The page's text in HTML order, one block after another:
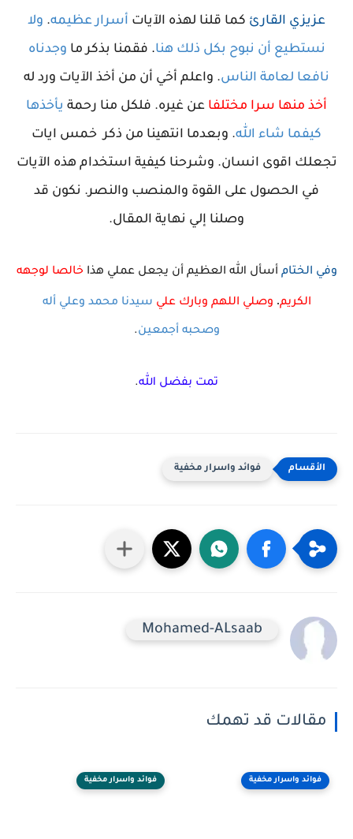
عزيزي القارئ كما قلنا لهذه الآيات أسرار عظيمه. ولا
نستطيع أن نبوح بكل ذلك هنا. فقمنا بذكر ما وجدناه
نافعا لعامة الناس. واعلم أخي أن من أخذ الآيات ورد له
أخذ منها سرا مختلفا عن غيره. فلكل منا رحمة يأخذها
كيفما شاء الله. وبعدما انتهينا من ذكر خمس ايات
تجعلك اقوى انسان. وشرحنا كيفية استخدام هذه الآيات
في الحصول على القوة والمنصب والنصر. نكون قد
وصلنا إلي نهاية المقال.
وفي الختام أسأل الله العظيم أن يجعل عملي هذاخالصا لوجهه
الكريم. وصلي اللهم وبارك علي سيدنا محمد وعلي أله
وصحبه أجمعين.
تمت بفضل الله.
فوائد واسرار مخفية
Mohamed-ALsaab
مقالات قد تهمك
فوائد واسرار مخفية فوائد واسرار مخفية